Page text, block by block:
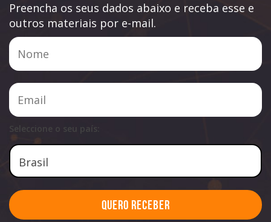
Preencha os seus dados abaixo e receba esse e
outros materiais por e-mail.
Seleccione o seu país:
Quero Receber